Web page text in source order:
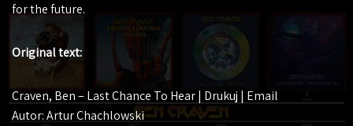
for the future.
Original text:
Craven, Ben – Last Chance To Hear | Drukuj | Email
Autor: Artur Chachlowski